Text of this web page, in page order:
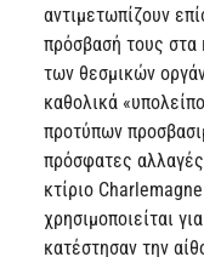
αντιμετωπίζουν
πρόσβασή τους στα
των θεσμικών
καθολικά
προτύπων
πρόσφατες
κτίριο
χρησιμοποιείται
κατέστησαν την